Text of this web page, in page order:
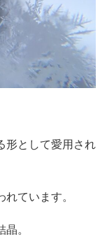
形として愛用され
ています。
。